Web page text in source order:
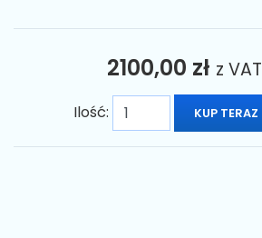
2100,00 zł z VAT
Ilość: KUP TERAZ